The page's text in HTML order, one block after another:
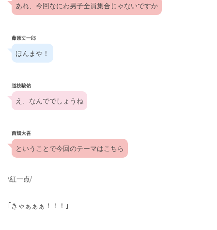
あれ、今回なにわ男子全員集合じゃないですか
藤原丈一郎
ほんまや！
道枝駿佑
え、なんででしょうね
西畑大吾
ということで今回のテーマはこちら
\紅一点/
｢きゃぁぁぁ！！！｣